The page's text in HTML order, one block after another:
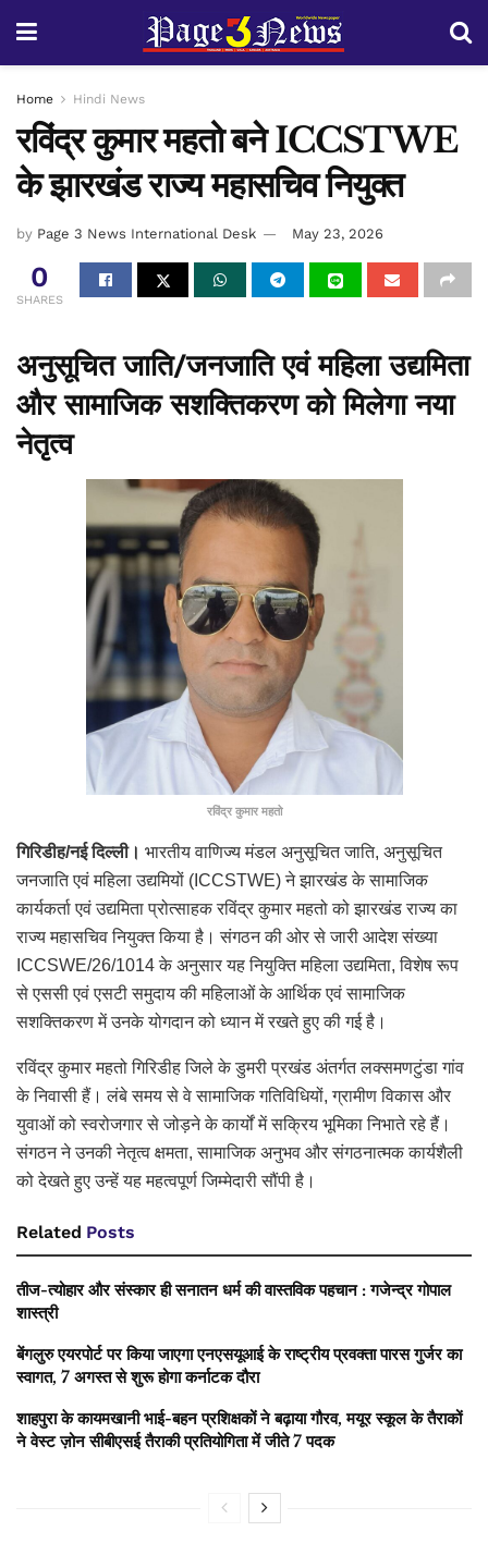
Home Hindi News
रविंद्र कुमार महतो बने ICCSTWE
के झारखंड राज्य महासचिव नियुक्त
by Page 3 News International Desk May 23, 2026
0
SHARES
अनुसूचित जाति/जनजाति एवं महिला उद्यमिता
और सामाजिक सशक्तिकरण को मिलेगा नया
नेतृत्व
रविंद्र कुमार महतो
गिरिडीह/नई दिल्ली। भारतीय वाणिज्य मंडल अनुसूचित जाति, अनुसूचित
जनजाति एवं महिला उद्यमियों (ICCSTWE) ने झारखंड के सामाजिक
कार्यकर्ता एवं उद्यमिता प्रोत्साहक रविंद्र कुमार महतो को झारखंड राज्य का
राज्य महासचिव नियुक्त किया है। संगठन की ओर से जारी आदेश संख्या
ICCSWE/26/1014 के अनुसार यह नियुक्ति महिला उद्यमिता, विशेष रूप
से एससी एवं एसटी समुदाय की महिलाओं के आर्थिक एवं सामाजिक
सशक्तिकरण में उनके योगदान को ध्यान में रखते हुए की गई है।
रविंद्र कुमार महतो गिरिडीह जिले के डुमरी प्रखंड अंतर्गत लक्समणटुंडा गांव
के निवासी हैं। लंबे समय से वे सामाजिक गतिविधियों, ग्रामीण विकास और
युवाओं को स्वरोजगार से जोड़ने के कार्यों में सक्रिय भूमिका निभाते रहे हैं।
संगठन ने उनकी नेतृत्व क्षमता, सामाजिक अनुभव और संगठनात्मक कार्यशैली
को देखते हुए उन्हें यह महत्वपूर्ण जिम्मेदारी सौंपी है।
Related Posts
तीज-त्योहार और संस्कार ही सनातन धर्म की वास्तविक पहचान : गजेन्द्र गोपाल
शास्त्री
बेंगलुरु एयरपोर्ट पर किया जाएगा एनएसयूआई के राष्ट्रीय प्रवक्ता पारस गुर्जर का
स्वागत, 7 अगस्त से शुरू होगा कर्नाटक दौरा
शाहपुरा के कायमखानी भाई-बहन प्रशिक्षकों ने बढ़ाया गौरव, मयूर स्कूल के तैराकों
ने वेस्ट ज़ोन सीबीएसई तैराकी प्रतियोगिता में जीते 7 पदक